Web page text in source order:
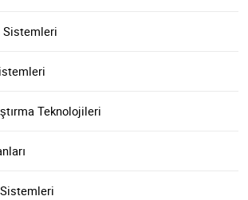
Sistemleri
Teknolojileri